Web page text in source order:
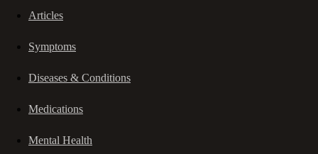
Articles
Symptoms
Diseases & Conditions
Medications
Mental Health